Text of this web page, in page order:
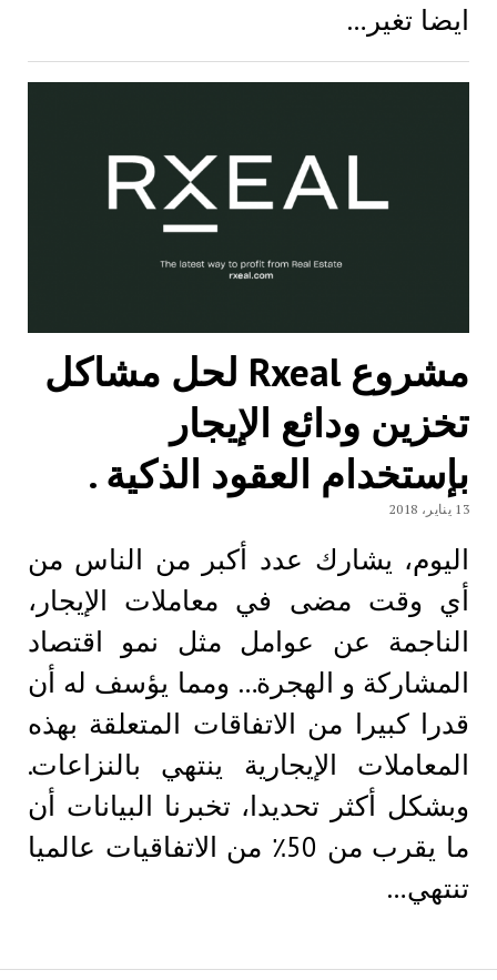
ايضا تغير…
مشروع Rxeal لحل مشاكل
تخزين ودائع الإيجار
بإستخدام العقود الذكية .
13 يناير، 2018
اليوم، يشارك عدد أكبر من الناس من
أي وقت مضى في معاملات الإيجار،
الناجمة عن عوامل مثل نمو اقتصاد
المشاركة و الهجرة… ومما يؤسف له أن
قدرا كبيرا من الاتفاقات المتعلقة بهذه
المعاملات الإيجارية ينتهي بالنزاعات.
وبشكل أكثر تحديدا، تخبرنا البيانات أن
ما يقرب من 50٪ من الاتفاقيات عالميا
تنتهي…